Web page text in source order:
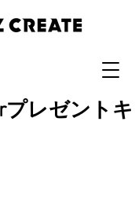
プレゼントキ